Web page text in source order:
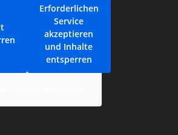
Erforderlichen
Service
akzeptieren
und Inhalte
entsperren